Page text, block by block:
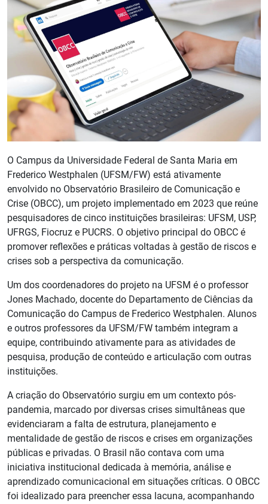
O Campus da Universidade Federal de Santa Maria em
Frederico Westphalen (UFSM/FW) está ativamente
envolvido no Observatório Brasileiro de Comunicação e
Crise (OBCC), um projeto implementado em 2023 que reúne
pesquisadores de cinco instituições brasileiras: UFSM, USP,
UFRGS, Fiocruz e PUCRS. O objetivo principal do OBCC é
promover reflexões e práticas voltadas à gestão de riscos e
crises sob a perspectiva da comunicação.
Um dos coordenadores do projeto na UFSM é o professor
Jones Machado, docente do Departamento de Ciências da
Comunicação do Campus de Frederico Westphalen. Alunos
e outros professores da UFSM/FW também integram a
equipe, contribuindo ativamente para as atividades de
pesquisa, produção de conteúdo e articulação com outras
instituições.
A criação do Observatório surgiu em um contexto pós-
pandemia, marcado por diversas crises simultâneas que
evidenciaram a falta de estrutura, planejamento e
mentalidade de gestão de riscos e crises em organizações
públicas e privadas. O Brasil não contava com uma
iniciativa institucional dedicada à memória, análise e
aprendizado comunicacional em situações críticas. O OBCC
foi idealizado para preencher essa lacuna, acompanhando